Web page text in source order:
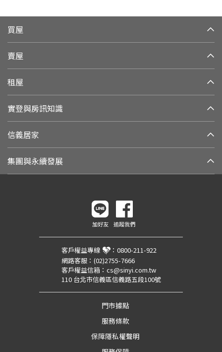
買屋
賣屋
租屋
實登與房訊知識
信義居家
集團與永續發展
加好友 追蹤我們
客戶權益專線 ： 0800-211-922
網路客服： (02)2755-7666
客戶權益信箱： cs@sinyi.com.tw
110 台北市信義區信義路五段100號
門市據點
服務條款
保障隱私權聲明